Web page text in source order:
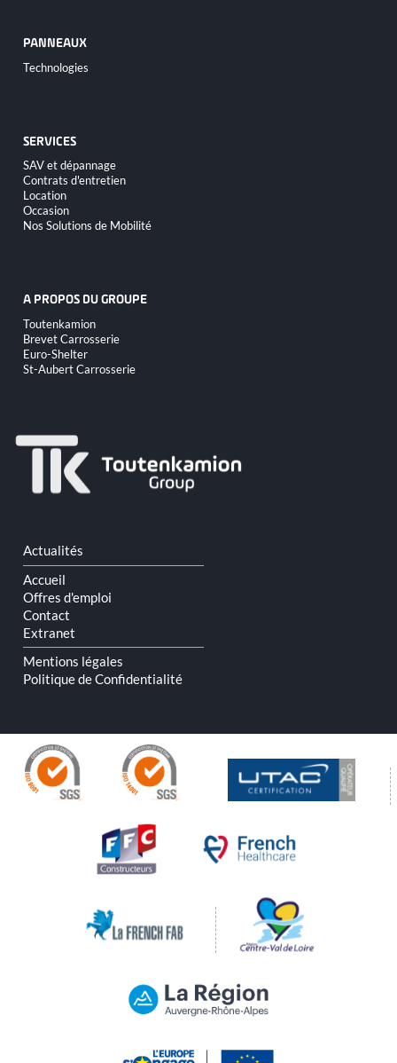
PANNEAUX
Aller
au
Technologies
SERVICES
Aller
au
contenu
SAV et dépannage
Contrats d'entretien
Location
Occasion
Nos Solutions de Mobilité
A PROPOS DU GROUPE
Aller
au
contenu
Toutenkamion
Brevet Carrosserie
Euro-Shelter
St-Aubert Carrosserie
Aller
au
contenu
Actualités
Accueil
Offres d'emploi
Contact
Extranet
Mentions légales
Politique de Confidentialité